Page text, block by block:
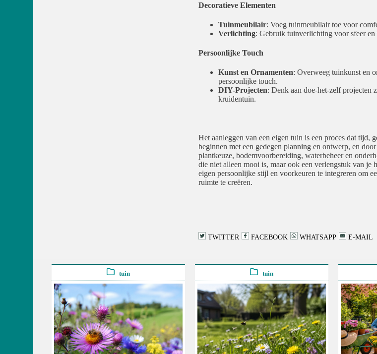
Decoratieve Elementen
Tuinmeubilair: Voeg tuinmeubilair toe voor
Verlichting: Gebruik tuinverlichting voor sfeer
Persoonlijke Touch
Kunst en Ornamenten: Overweeg tuinkunst en
persoonlijke touch.
DIY-Projecten: Denk aan doe-het-zelf projecten
kruidentuin.
Het aanleggen van een eigen tuin is een proces dat tijd,
beginnen met een gedegen planning en ontwerp, en
plantkeuze, bodemvoorbereiding, waterbeheer en
die niet alleen mooi is, maar ook een verlengstuk van je
eigen persoonlijke stijl en voorkeuren te integreren om
ruimte te creëren.
TWITTER FACEBOOK WHATSAPP E-MAIL
tuin tuin